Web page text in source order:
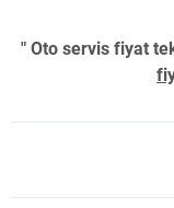
" Oto servis fiyat